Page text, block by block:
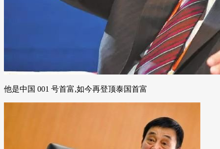
他是中国 001 号首富,如今再登顶泰国首富